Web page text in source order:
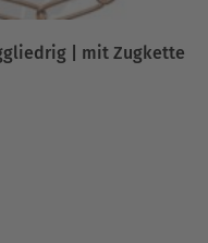
| mit Zugkette